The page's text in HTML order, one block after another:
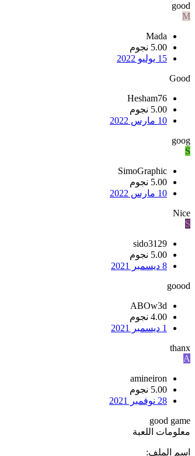
good
M
Mada
5.00 نجوم
15 يوليو 2022
Good
Hesham76
5.00 نجوم
10 مارس 2022
goog
S
SimoGraphic
5.00 نجوم
10 مارس 2022
Nice
S
sido3129
5.00 نجوم
8 ديسمبر 2021
goood
ABOw3d
4.00 نجوم
1 ديسمبر 2021
thanx
A
amineiron
5.00 نجوم
28 نوفمبر 2021
good game
معلومات اللعبة
اسم الملف: